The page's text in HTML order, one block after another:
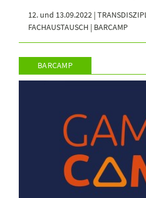
12. und 13.09.2022 |
FACHAUSTAUSCH | BARCAMP
BARCAMP